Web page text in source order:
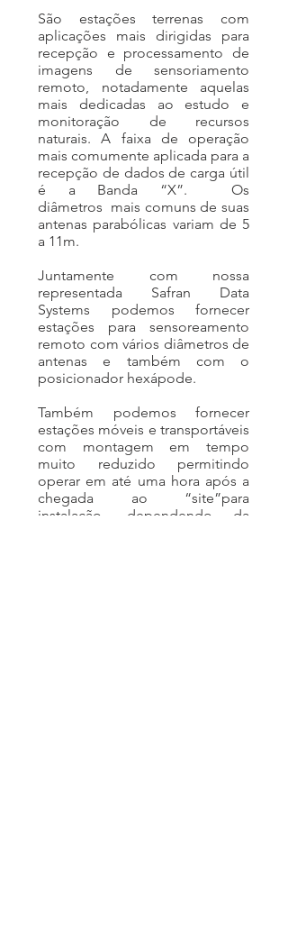
São estações terrenas com
aplicações mais dirigidas para
recepção e processamento de
imagens de sensoriamento
remoto, notadamente aquelas
mais dedicadas ao estudo e
monitoração de recursos
naturais. A faixa de operação
mais comumente aplicada para a
recepção de dados de carga útil
é a Banda “X”. Os
diâmetros mais comuns de suas
antenas parabólicas variam de 5
a 11m.
Juntamente com nossa
representada Safran Data
Systems podemos fornecer
estações para sensoreamento
remoto com vários diâmetros de
antenas e também com o
posicionador hexápode.
Também podemos fornecer
estações móveis e transportáveis
com montagem em tempo
muito reduzido permitindo
operar em até uma hora após a
chegada ao “site”para
instalação, dependendo da